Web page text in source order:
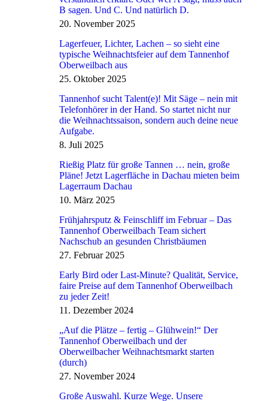
B sagen. Und C. Und natürlich D.
20. November 2025
Lagerfeuer, Lichter, Lachen – so sieht eine
typische Weihnachtsfeier auf dem Tannenhof
Oberweilbach aus
25. Oktober 2025
Tannenhof sucht Talent(e)! Mit Säge – nein mit
Telefonhörer in der Hand. So startet nicht nur
die Weihnachtssaison, sondern auch deine neue
Aufgabe.
8. Juli 2025
Rießig Platz für große Tannen … nein, große
Pläne! Jetzt Lagerfläche in Dachau mieten beim
Lagerraum Dachau
10. März 2025
Frühjahrsputz & Feinschliff im Februar – Das
Tannenhof Oberweilbach Team sichert
Nachschub an gesunden Christbäumen
27. Februar 2025
Early Bird oder Last-Minute? Qualität, Service,
faire Preise auf dem Tannenhof Oberweilbach
zu jeder Zeit!
11. Dezember 2024
„Auf die Plätze – fertig – Glühwein!“ Der
Tannenhof Oberweilbach und der
Oberweilbacher Weihnachtsmarkt starten
(durch)
27. November 2024
Große Auswahl. Kurze Wege. Unsere